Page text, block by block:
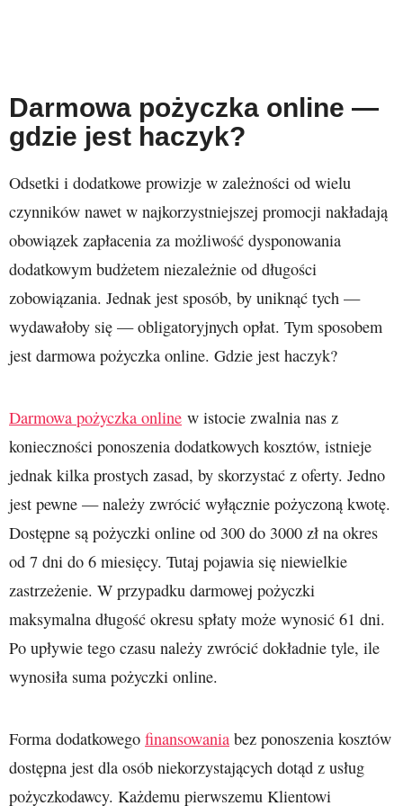
Darmowa pożyczka online —
gdzie jest haczyk?
Odsetki i dodatkowe prowizje w zależności od wielu
czynników nawet w najkorzystniejszej promocji nakładają
obowiązek zapłacenia za możliwość dysponowania
dodatkowym budżetem niezależnie od długości
zobowiązania. Jednak jest sposób, by uniknąć tych —
wydawałoby się — obligatoryjnych opłat. Tym sposobem
jest darmowa pożyczka online. Gdzie jest haczyk?
Darmowa pożyczka online w istocie zwalnia nas z
konieczności ponoszenia dodatkowych kosztów, istnieje
jednak kilka prostych zasad, by skorzystać z oferty. Jedno
jest pewne — należy zwrócić wyłącznie pożyczoną kwotę.
Dostępne są pożyczki online od 300 do 3000 zł na okres
od 7 dni do 6 miesięcy. Tutaj pojawia się niewielkie
zastrzeżenie. W przypadku darmowej pożyczki
maksymalna długość okresu spłaty może wynosić 61 dni.
Po upływie tego czasu należy zwrócić dokładnie tyle, ile
wynosiła suma pożyczki online.
Forma dodatkowego finansowania bez ponoszenia kosztów
dostępna jest dla osób niekorzystających dotąd z usług
pożyczkodawcy. Każdemu pierwszemu Klientowi